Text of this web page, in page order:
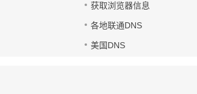
获取浏览器信息
各地联通DNS
美国DNS